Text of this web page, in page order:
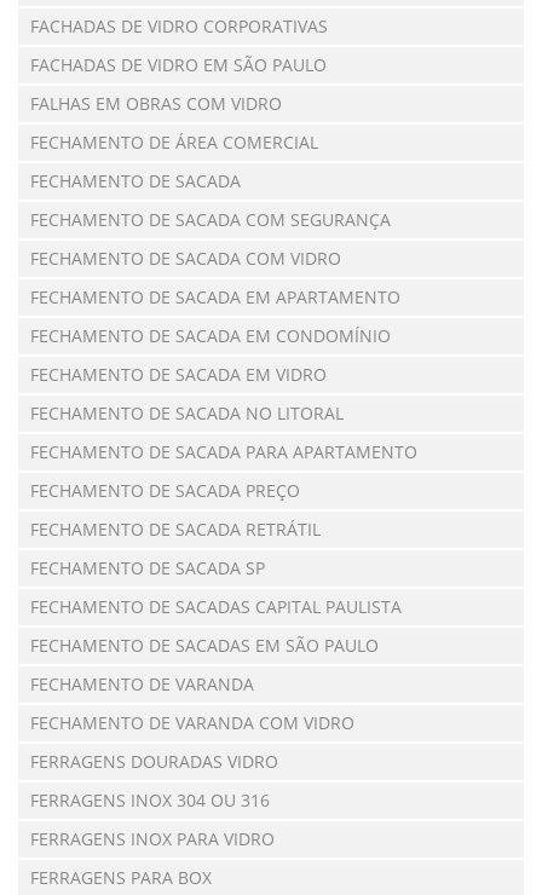
FACHADAS DE VIDRO CORPORATIVAS
FACHADAS DE VIDRO EM SÃO PAULO
FALHAS EM OBRAS COM VIDRO
FECHAMENTO DE ÁREA COMERCIAL
FECHAMENTO DE SACADA
FECHAMENTO DE SACADA COM SEGURANÇA
FECHAMENTO DE SACADA COM VIDRO
FECHAMENTO DE SACADA EM APARTAMENTO
FECHAMENTO DE SACADA EM CONDOMÍNIO
FECHAMENTO DE SACADA EM VIDRO
FECHAMENTO DE SACADA NO LITORAL
FECHAMENTO DE SACADA PARA APARTAMENTO
FECHAMENTO DE SACADA PREÇO
FECHAMENTO DE SACADA RETRÁTIL
FECHAMENTO DE SACADA SP
FECHAMENTO DE SACADAS CAPITAL PAULISTA
FECHAMENTO DE SACADAS EM SÃO PAULO
FECHAMENTO DE VARANDA
FECHAMENTO DE VARANDA COM VIDRO
FERRAGENS DOURADAS VIDRO
FERRAGENS INOX 304 OU 316
FERRAGENS INOX PARA VIDRO
FERRAGENS PARA BOX